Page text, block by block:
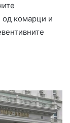
од комарци и